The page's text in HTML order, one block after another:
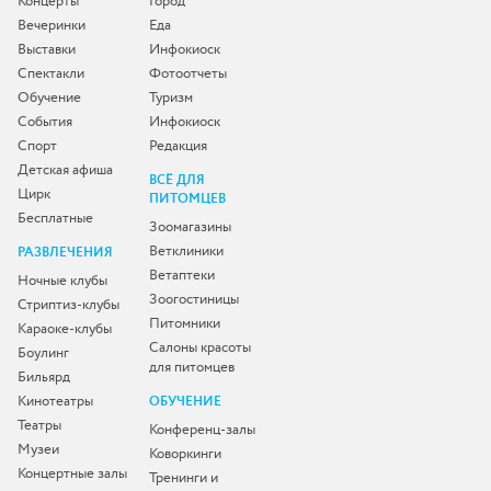
Вечеринки
Выставки
Спектакли
Обучение
События
Спорт
Детская афиша
Цирк
Бесплатные
РАЗВЛЕЧЕНИЯ
Ночные клубы
Стриптиз-клубы
Караоке-клубы
Боулинг
Бильярд
Кинотеатры
Театры
Музеи
Концертные залы
Еда
Инфокиоск
Фотоотчеты
Туризм
Инфокиоск
Редакция
ВСЁ ДЛЯ
ПИТОМЦЕВ
Зоомагазины
Ветклиники
Ветаптеки
Зоогостиницы
Питомники
Салоны красоты
для питомцев
ОБУЧЕНИЕ
Конференц-залы
Коворкинги
Тренинги и